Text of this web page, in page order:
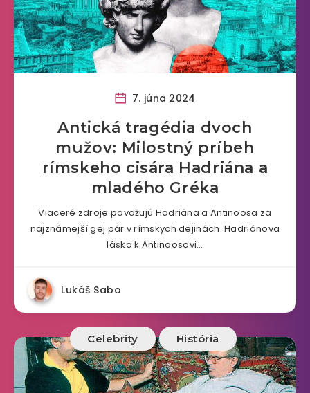
7. júna 2024
Antická tragédia dvoch
mužov: Milostný príbeh
rímskeho cisára Hadriána a
mladého Gréka
Viaceré zdroje považujú Hadriána a Antinoosa za
najznámejší gej pár v rímskych dejinách. Hadriánova
láska k Antinoosovi…
Lukáš Sabo
Celebrity História